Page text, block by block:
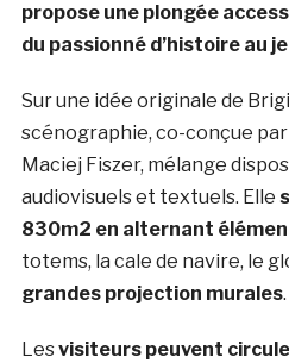
propose une plongée
du passionné d’histoire au
Sur une idée originale de
scénographie, co-conçue
Maciej Fiszer, mélange
audiovisuels et textuels. Elle
830m2 en alternant
totems, la cale de navire, le
grandes projection murales.
Lesvisiteurs peuvent